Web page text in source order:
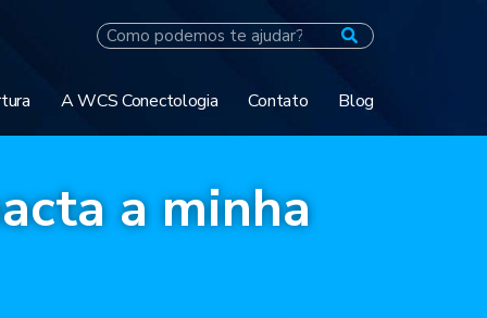
A WCS Conectologia Contato Blog
a minha